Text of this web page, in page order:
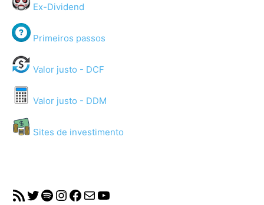
Ex-Dividend
Primeiros passos
Valor justo - DCF
Valor justo - DDM
Sites de investimento
RSS FeedTwitter
Spotify
Instagram
Facebook
MailYouTube